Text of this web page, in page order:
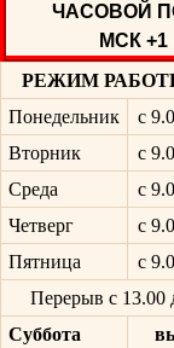
ЧАСОВОЙ
МСК +1
РЕЖИМ
Понедельник
с
Вторник
с
Среда
с
Четверг
с
Пятница
с
Перерыв с 13.00
Суббота